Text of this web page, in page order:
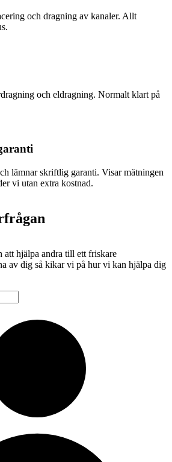
och dragning av kanaler. Allt
och eldragning. Normalt klart på
lämnar skriftlig garanti. Visar mätningen
vi utan extra kostnad.
att hjälpa andra till ett friskare
av dig så kikar vi på hur vi kan hjälpa dig